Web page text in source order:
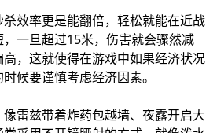
效率更是能翻倍，轻松就能在近战
一旦超过15米，伤害就会骤然减
，这就使得在游戏中如果经济状况
候要谨慎考虑经济因素。
雷兹带着炸药包越墙、夜露开启大